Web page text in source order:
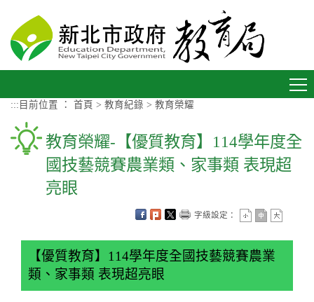
::: 目前位置 ： 首頁 > 教育紀錄 > 教育榮耀
教育榮耀-【優質教育】114學年度全
國技藝競賽農業類、家事類 表現超
亮眼
字級設定：
【優質教育】114學年度全國技藝競賽農業
類、家事類 表現超亮眼